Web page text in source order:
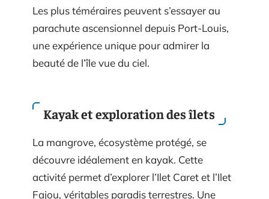
Les plus téméraires peuvent s’essayer au
parachute ascensionnel depuis Port-Louis,
une expérience unique pour admirer la
beauté de l’île vue du ciel.
Kayak et exploration des îlets
La mangrove, écosystème protégé, se
découvre idéalement en kayak. Cette
activité permet d’explorer l’Ilet Caret et l’Ilet
Fajou, véritables paradis terrestres. Une